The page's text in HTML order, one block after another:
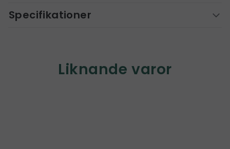
Specifikationer
Liknande varor